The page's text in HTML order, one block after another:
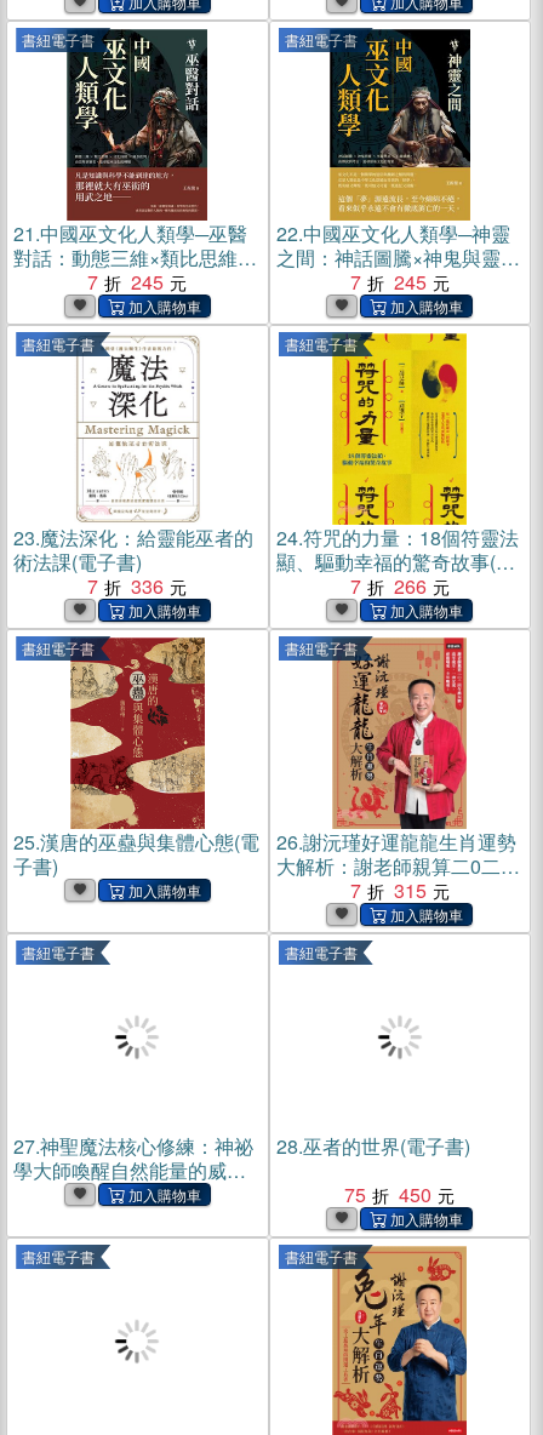
書紐電子書
21.中國巫文化人類學─巫醫
對話：動態三維×類比思維×
文化因緣×風水批判，由崇拜
到審美，追尋原巫文化的轉
嬗(電子書)
7 245
書紐電子書
22.中國巫文化人類學─神靈
之間：神話圖騰×神鬼與靈×
巫術禁忌×心靈感應，由傳說
到考古，追尋原巫文化的現
象(電子書)
7 245
書紐電子書
23.魔法深化：給靈能巫者的
術法課(電子書)
7
336
書紐電子書
24.符咒的力量：18個符靈法
顯、驅動幸福的驚奇故事(電
7 266
書紐電子書
25.漢唐的巫蠱與集體心態(電
子書)
書紐電子書
26.謝沅瑾好運龍龍生肖運勢
大解析：謝老師親算二0二四
年農民曆、流年流月，一書
在案，祥龍瑞氣，全年順
利！(電子書)
7 315
書紐電子書
27.神聖魔法核心修練：神祕
學大師喚醒自然能量的威卡
經典(電子書)
書紐電子書
28.巫者的世界(電子書)
75
450
書紐電子書 書紐電子書